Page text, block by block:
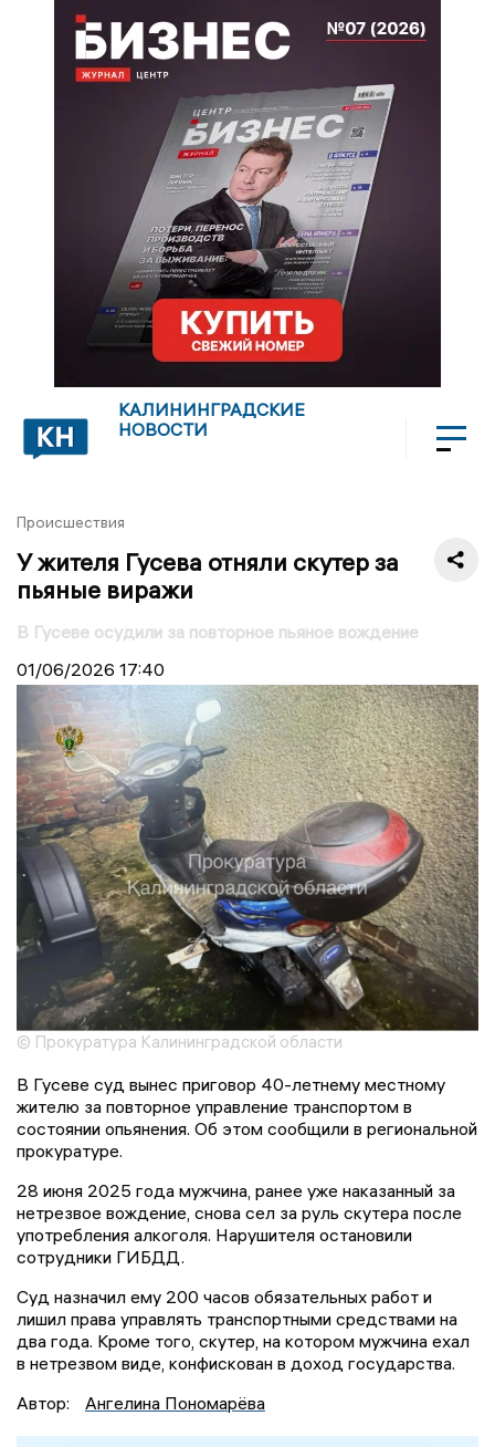
КАЛИНИНГРАДСКИЕ
НОВОСТИ
Происшествия
У жителя Гусева отняли скутер за
пьяные виражи
В Гусеве осудили за повторное пьяное вождение
01/06/2026 17:40
© Прокуратура Калининградской области
В Гусеве суд вынес приговор 40-летнему местному
жителю за повторное управление транспортом в
состоянии опьянения. Об этом сообщили в региональной
прокуратуре.
28 июня 2025 года мужчина, ранее уже наказанный за
нетрезвое вождение, снова сел за руль скутера после
употребления алкоголя. Нарушителя остановили
сотрудники ГИБДД.
Суд назначил ему 200 часов обязательных работ и
лишил права управлять транспортными средствами на
два года. Кроме того, скутер, на котором мужчина ехал
в нетрезвом виде, конфискован в доход государства.
Автор:
Ангелина Пономарёва